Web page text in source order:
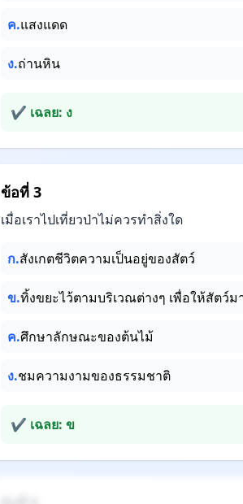
ค.แสงแดด
ง.ถ่านหิน
✔ เฉลย: ง
ข้อที่ 3
เมื่อเราไปเที่ยวป่าไม่ควรทำสิ่งใด
ก.สังเกตชีวิตความเป็นอยู่ของสัตว์
ข.ทิ้งขยะไว้ตามบริเวณต่างๆ เพื่อให้สัตว์ม
ค.ศึกษาลักษณะของต้นไม้
ง.ชมความงามของธรรมชาติ
✔ เฉลย: ข